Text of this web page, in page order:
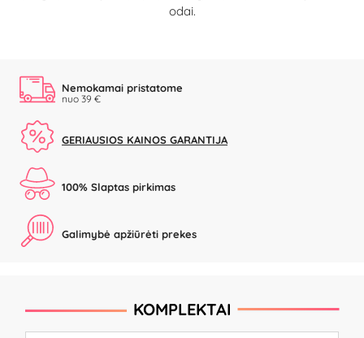
odai.
Nemokamai pristatome
nuo 39 €
GERIAUSIOS KAINOS GARANTIJA
100% Slaptas pirkimas
Galimybė apžiūrėti prekes
KOMPLEKTAI